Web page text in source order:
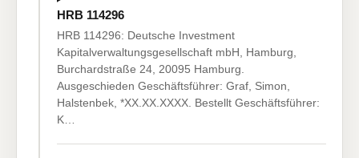
HRB 114296
HRB 114296: Deutsche Investment
Kapitalverwaltungsgesellschaft mbH, Hamburg,
Burchardstraße 24, 20095 Hamburg.
Ausgeschieden Geschäftsführer: Graf, Simon,
Halstenbek, *XX.XX.XXXX. Bestellt Geschäftsführer:
K…